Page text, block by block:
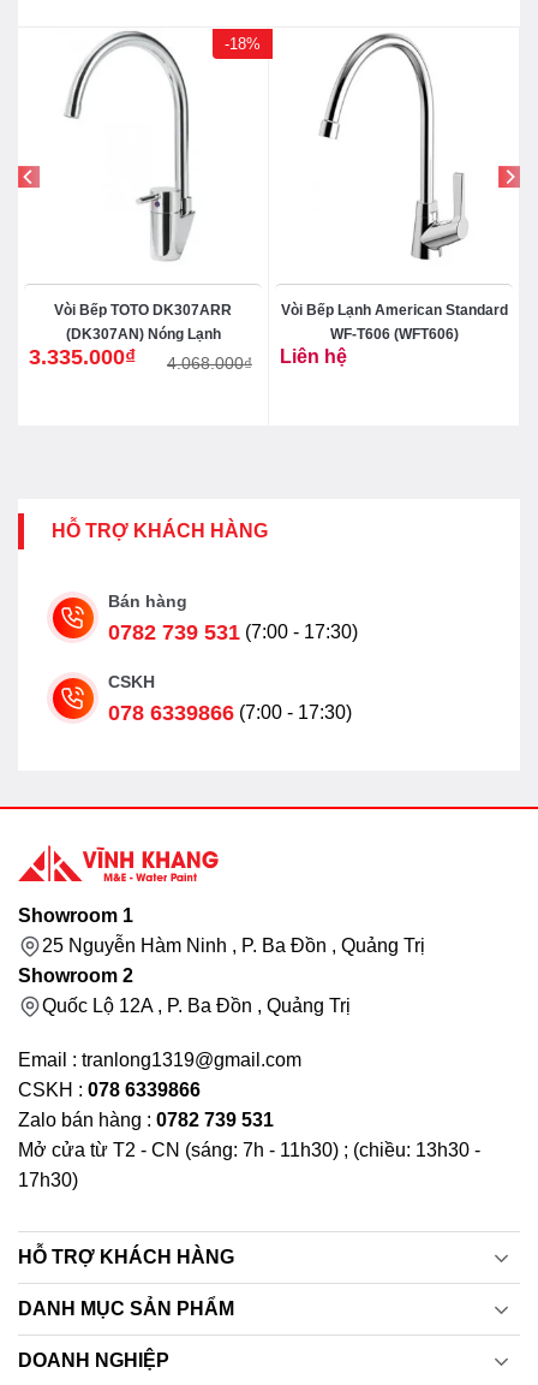
-18%
Vòi Bếp TOTO DK307ARR
(DK307AN) Nóng Lạnh
4.068.000₫
Giá
3.335.000₫
Giá
Vòi Bếp Lạnh American Standard
WF-T606 (WFT606)
Liên hệ
HỖ TRỢ KHÁCH HÀNG
Bán hàng
0782 739 531 (7:00 - 17:30)
CSKH
078 6339866 (7:00 - 17:30)
Showroom 1
25 Nguyễn Hàm Ninh , P. Ba Đồn , Quảng Trị
Showroom 2
Quốc Lộ 12A , P. Ba Đồn , Quảng Trị
Email : tranlong1319@gmail.com
CSKH : 078 6339866
Zalo bán hàng : 0782 739 531
Mở cửa từ T2 - CN (sáng: 7h - 11h30) ; (chiều: 13h30 -
17h30)
HỖ TRỢ KHÁCH HÀNG
DANH MỤC SẢN PHẨM
DOANH NGHIỆP